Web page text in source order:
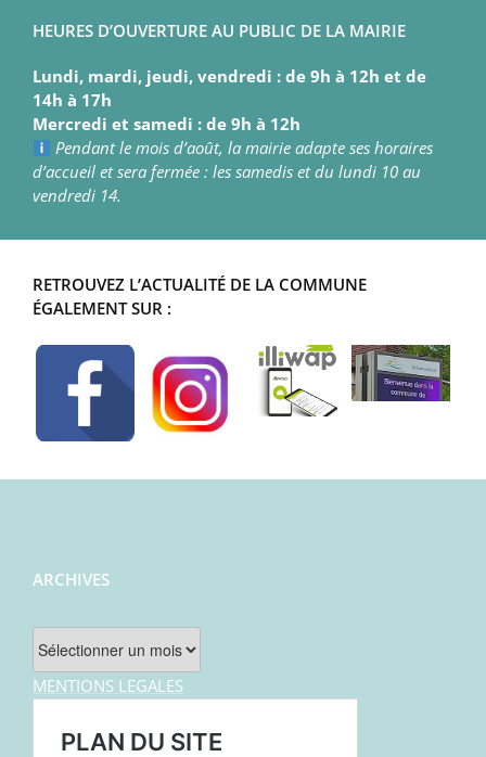
HEURES D’OUVERTURE AU PUBLIC DE LA MAIRIE
Lundi, mardi, jeudi, vendredi : de 9h à 12h et de
14h à 17h
Mercredi et samedi : de 9h à 12h
Pendant le mois d’août, la mairie adapte ses horaires
d’accueil et sera fermée : les samedis et du lundi 10 au
vendredi 14.
RETROUVEZ L’ACTUALITÉ DE LA COMMUNE
ÉGALEMENT SUR :
ARCHIVES
Archives
MENTIONS LEGALES